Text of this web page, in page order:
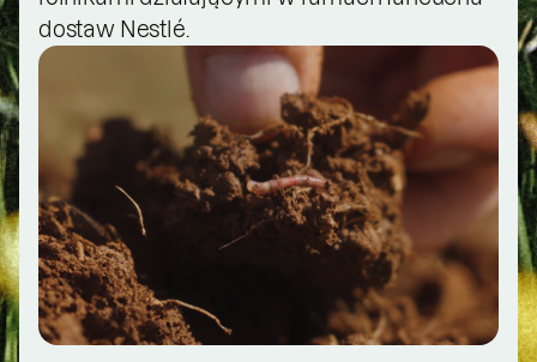
dostaw Nestlé.